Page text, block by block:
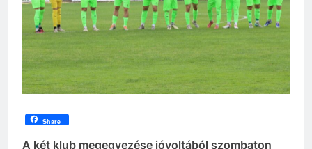
Share
A két klub megegyezése jóvoltából szombaton